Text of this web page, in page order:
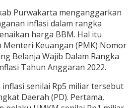
Purwakarta menganggarkan
inflasi dalam rangka
harga BBM. Hal itu
Keuangan (PMK) Nomor
Belanja Wajib Dalam Rangka
Tahun Anggaran 2022.
senilai Rp5 miliar tersebut
Daerah (PD). Pertama,